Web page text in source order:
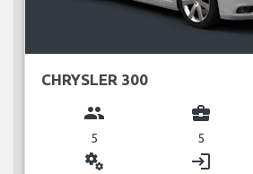
CHRYSLER 300
group
5
business_center
5
miscellaneous_services login